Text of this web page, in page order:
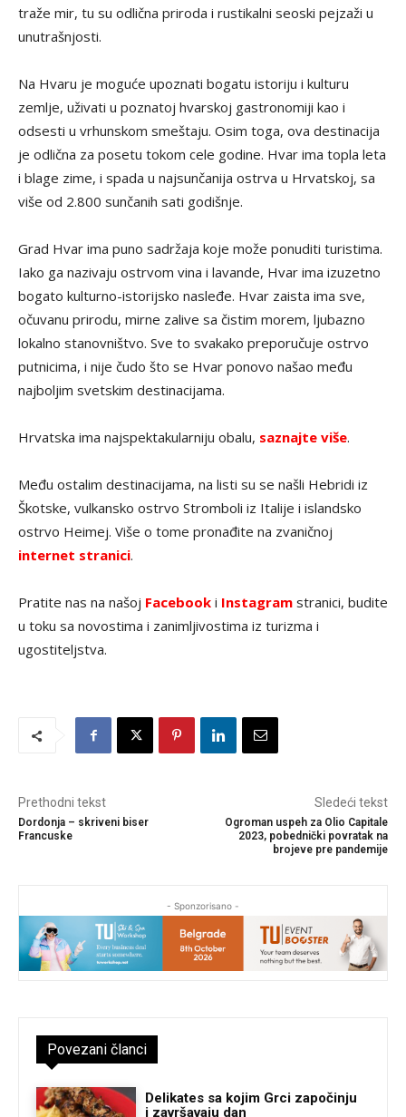
traže mir, tu su odlična priroda i rustikalni seoski pejzaži u
unutrašnjosti.
Na Hvaru je moguće upoznati bogatu istoriju i kulturu
zemlje, uživati u poznatoj hvarskoj gastronomiji kao i
odsesti u vrhunskom smeštaju. Osim toga, ova destinacija
je odlična za posetu tokom cele godine. Hvar ima topla leta
i blage zime, i spada u najsunčanija ostrva u Hrvatskoj, sa
više od 2.800 sunčanih sati godišnje.
Grad Hvar ima puno sadržaja koje može ponuditi turistima.
Iako ga nazivaju ostrvom vina i lavande, Hvar ima izuzetno
bogato kulturno-istorijsko nasleđe. Hvar zaista ima sve,
očuvanu prirodu, mirne zalive sa čistim morem, ljubazno
lokalno stanovništvo. Sve to svakako preporučuje ostrvo
putnicima, i nije čudo što se Hvar ponovo našao među
najboljim svetskim destinacijama.
Hrvatska ima najspektakularniju obalu, saznajte više.
Među ostalim destinacijama, na listi su se našli Hebridi iz
Škotske, vulkansko ostrvo Stromboli iz Italije i islandsko
ostrvo Heimej. Više o tome pronađite na zvaničnoj
internet stranici.
Pratite nas na našoj Facebook i Instagram stranici, budite
u toku sa novostima i zanimljivostima iz turizma i
ugostiteljstva.
Prethodni tekst
Dordonja – skriveni biser
Francuske
Sledeći tekst
Ogroman uspeh za Olio Capitale
2023, pobednički povratak na
brojeve pre pandemije
- Sponzorisano -
Povezani članci
Delikates sa kojim Grci započinju
i završavaju dan